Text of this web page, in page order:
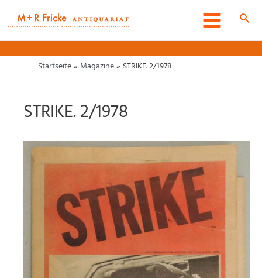
Inhalt
springen
Main
Menu
Startseite Magazine STRIKE. 2/1978
STRIKE. 2/1978